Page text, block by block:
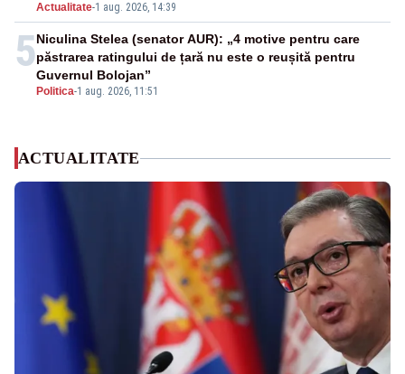
Actualitate-1 aug. 2026, 14:39
5
Politica-1 aug. 2026, 11:51
Niculina Stelea (senator AUR): „4 motive pentru care
păstrarea ratingului de țară nu este o reușită pentru
Guvernul Bolojan”
ACTUALITATE